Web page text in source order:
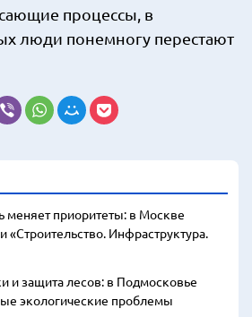
процессы, в
люди понемногу перестают
меняет приоритеты: в Москве
«Строительство. Инфраструктура.
и защита лесов: в Подмосковье
экологические проблемы